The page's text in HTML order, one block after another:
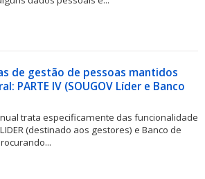
de gestão de pessoas mantidos
PARTE IV (SOUGOV Líder e Banco
trata especificamente das funcionalidade
(destinado aos gestores) e Banco de